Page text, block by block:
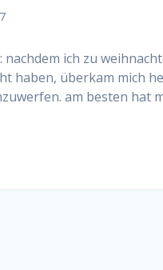
ich zu
haben, überkam mich
am besten hat